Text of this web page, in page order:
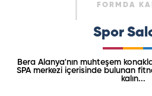
FORMDA
Spor
Bera Alanya'nın muhteşem
SPA merkezi içerisinde bulunan
kalın...